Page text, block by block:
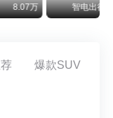
8.07万 智电出行
爆款SUV